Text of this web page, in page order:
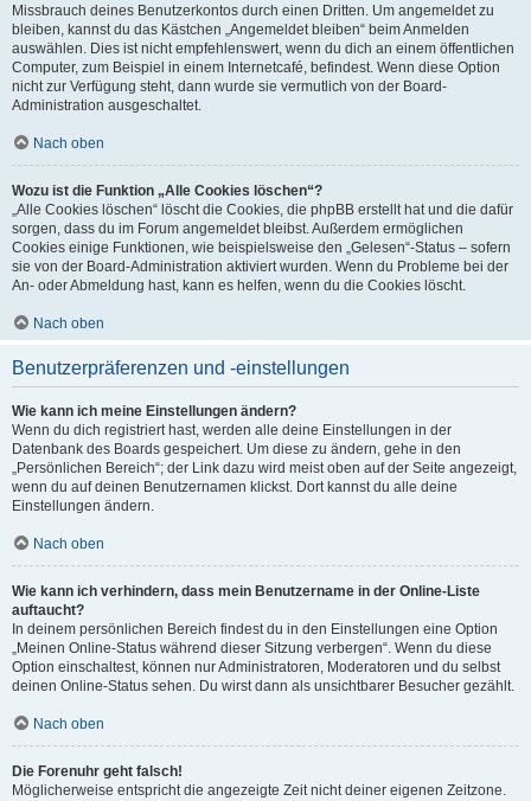
Missbrauch deines Benutzerkontos durch einen Dritten. Um angemeldet zu
bleiben, kannst du das Kästchen „Angemeldet bleiben“ beim Anmelden
auswählen. Dies ist nicht empfehlenswert, wenn du dich an einem öffentlichen
Computer, zum Beispiel in einem Internetcafé, befindest. Wenn diese Option
nicht zur Verfügung steht, dann wurde sie vermutlich von der Board-
Administration ausgeschaltet.
Nach oben
Wozu ist die Funktion „Alle Cookies löschen“?
„Alle Cookies löschen“ löscht die Cookies, die phpBB erstellt hat und die dafür
sorgen, dass du im Forum angemeldet bleibst. Außerdem ermöglichen
Cookies einige Funktionen, wie beispielsweise den „Gelesen“-Status – sofern
sie von der Board-Administration aktiviert wurden. Wenn du Probleme bei der
An- oder Abmeldung hast, kann es helfen, wenn du die Cookies löscht.
Nach oben
Benutzerpräferenzen und -einstellungen
Wie kann ich meine Einstellungen ändern?
Wenn du dich registriert hast, werden alle deine Einstellungen in der
Datenbank des Boards gespeichert. Um diese zu ändern, gehe in den
„Persönlichen Bereich“; der Link dazu wird meist oben auf der Seite angezeigt,
wenn du auf deinen Benutzernamen klickst. Dort kannst du alle deine
Einstellungen ändern.
Nach oben
Wie kann ich verhindern, dass mein Benutzername in der Online-Liste
auftaucht?
In deinem persönlichen Bereich findest du in den Einstellungen eine Option
„Meinen Online-Status während dieser Sitzung verbergen“. Wenn du diese
Option einschaltest, können nur Administratoren, Moderatoren und du selbst
deinen Online-Status sehen. Du wirst dann als unsichtbarer Besucher gezählt.
Nach oben
Die Forenuhr geht falsch!
Möglicherweise entspricht die angezeigte Zeit nicht deiner eigenen Zeitzone.